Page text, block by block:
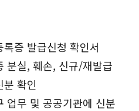
증 발급신청 확인서
분실, 훼손, 신규/재발급
확인
업무 및 공공기관에 신분